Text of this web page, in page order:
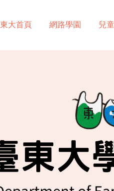
東大首頁 網路學園 兒